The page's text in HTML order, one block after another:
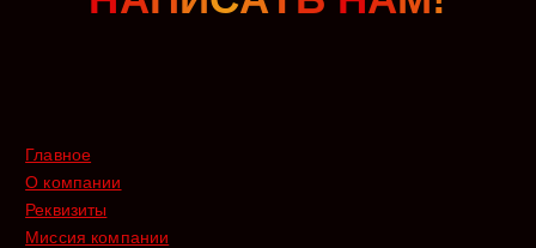
Главное
О компании
Реквизиты
Миссия компании